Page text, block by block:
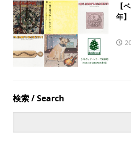
【
年
検索 / Search